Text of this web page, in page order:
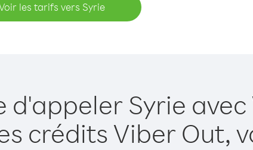
les tarifs vers Syrie
d'appeler Syrie
crédits Viber Out,